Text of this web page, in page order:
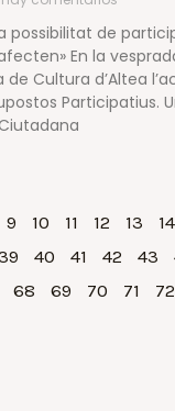
possibilitat de
En la
Cultura d’Altea
Participatius.
9 10 11 12 13
14
40 41 42 43
68 69 70 71 72